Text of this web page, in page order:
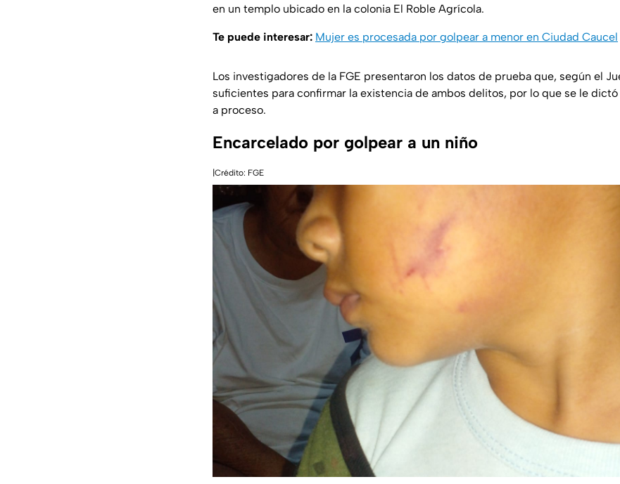
en un templo ubicado en la colonia El Roble Agrícola.
Te puede interesar: Mujer es procesada por golpear a menor en Ciudad Caucel
Los investigadores de la FGE presentaron los datos de prueba que, según el
suficientes para confirmar la existencia de ambos delitos, por lo que se le
a proceso.
Encarcelado por golpear a un niño
|Crédito: FGE